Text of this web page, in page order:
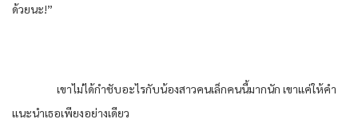
ด้วยนะ!”
เขาไม่ได้กำชับอะไรกับน้องสาวคนเล็กคนนี้มากนัก เขาแค่ให้คำ
แนะนำเธอเพียงอย่างเดียว